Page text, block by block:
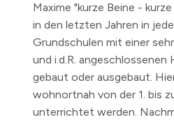
Maxime "kurze Beine -
in den letzten Jahren in
Grundschulen mit einer
und i.d.R.
gebaut oder ausgebaut.
wohnortnah von der 1. bis
unterrichtet werden.